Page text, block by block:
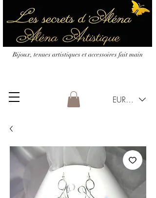
EUR (€)
Bijoux, tenues artistiques et accessoires fait main